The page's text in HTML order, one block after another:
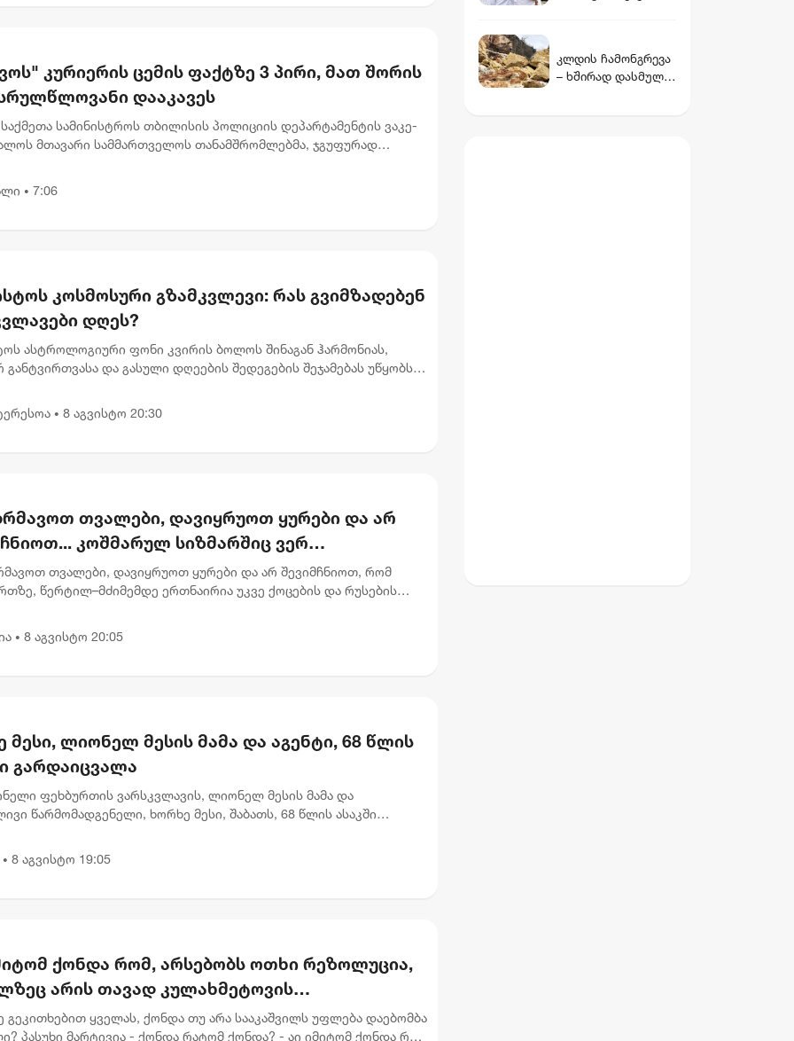
კურიერის ცემის ფაქტზე 3 პირი, მათ შორის
დააკავეს
საქმეთა სამინისტროს თბილისის პოლიციის დეპარტამენტის ვაკე-
მთავარი სამმართველოს თანამშრომლებმა, ჯგუფურად
• 7:06
კოსმოსური გზამკვლევი: რას გვიმზადებენ
დღეს?
ასტროლოგიური ფონი კვირის ბოლოს შინაგან ჰარმონიას,
განტვირთვასა და გასული დღეების შედეგების შეჯამებას უწყობს
• 8 აგვისტო 20:30
თვალები, დავიყრუოთ ყურები და არ
კოშმარულ სიზმარშიც ვერ
- ნინო ჯანგირაშვილი
თვალები, დავიყრუოთ ყურები და არ შევიმჩნიოთ, რომ
წერტილ–მძიმემდე ერთნაირია უკვე ქოცების და რუსების
• 8 აგვისტო 20:05
მესი, ლიონელ მესის მამა და აგენტი, 68 წლის
გარდაიცვალა
ფეხბურთის ვარსკვლავის, ლიონელ მესის მამა და
წარმომადგენელი, ხორხე მესი, შაბათს, 68 წლის ასაკში
Cen...
• 8 აგვისტო 19:05
ქონდა რომ, არსებობს ოთხი რეზოლუცია,
არის თავად კულახმეტოვის
- რას წერს გიორგი ფოფხაძე
გეკითხებით ყველას, ქონდა თუ არა სააკაშვილს უფლება დაებომბა
პასუხი მარტივია - ქონდა რატომ ქონდა? - აი იმიტომ ქონდა რომ,
რჩეული
კლდის ჩამონგრევა
– ხშირად დასმული